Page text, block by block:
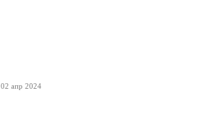
02 апр 2024